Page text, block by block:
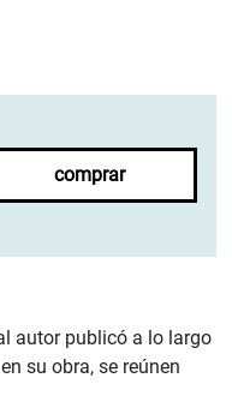
comprar
autor publicó a lo largo
su obra, se reúnen